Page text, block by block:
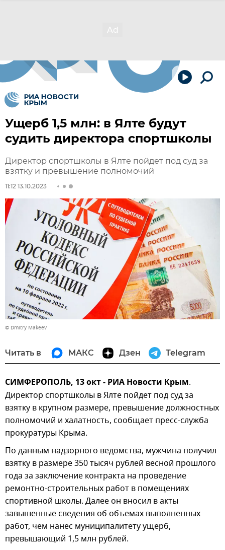
Ущерб 1,5 млн: в Ялте будут
судить директора спортшколы
Директор спортшколы в Ялте пойдет под суд за
взятку и превышение полномочий
11:12 13.10.2023
© Dmitry Makeev
Читать в МАКС Дзен Telegram
СИМФЕРОПОЛЬ, 13 окт - РИА Новости Крым.
Директор спортшколы в Ялте пойдет под суд за
взятку в крупном размере, превышение должностных
полномочий и халатность, сообщает пресс-служба
прокуратуры Крыма.
По данным надзорного ведомства, мужчина получил
взятку в размере 350 тысяч рублей весной прошлого
года за заключение контракта на проведение
ремонтно-строительных работ в помещениях
спортивной школы. Далее он вносил в акты
завышенные сведения об объемах выполненных
работ, чем нанес муниципалитету ущерб,
превышающий 1,5 млн рублей.